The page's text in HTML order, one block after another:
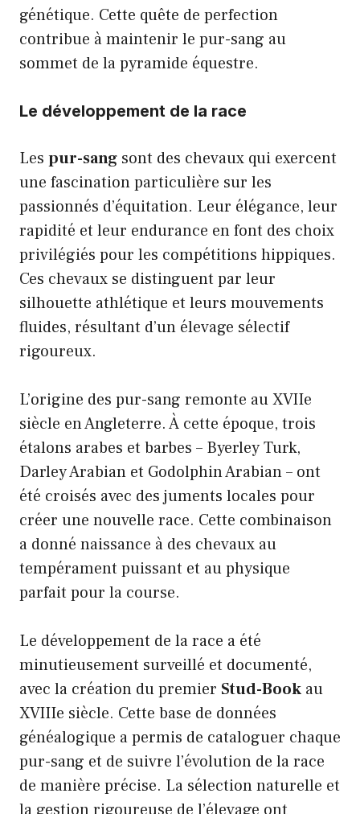
génétique. Cette quête de perfection
contribue à maintenir le pur-sang au
sommet de la pyramide équestre.
Le développement de la race
Les pur-sang sont des chevaux qui exercent
une fascination particulière sur les
passionnés d’équitation. Leur élégance, leur
rapidité et leur endurance en font des choix
privilégiés pour les compétitions hippiques.
Ces chevaux se distinguent par leur
silhouette athlétique et leurs mouvements
fluides, résultant d’un élevage sélectif
rigoureux.
L’origine des pur-sang remonte au XVIIe
siècle en Angleterre. À cette époque, trois
étalons arabes et barbes – Byerley Turk,
Darley Arabian et Godolphin Arabian – ont
été croisés avec des juments locales pour
créer une nouvelle race. Cette combinaison
a donné naissance à des chevaux au
tempérament puissant et au physique
parfait pour la course.
Le développement de la race a été
minutieusement surveillé et documenté,
avec la création du premier Stud-Book au
XVIIIe siècle. Cette base de données
généalogique a permis de cataloguer chaque
pur-sang et de suivre l’évolution de la race
de manière précise. La sélection naturelle et